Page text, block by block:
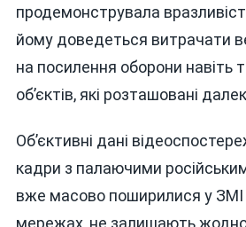
продемонструвала
йому доведеться витрачати
на посилення оборони навіть
об’єктів, які розташовані
Об’єктивні дані
кадри з палаючими
вже масово поширилися у ЗМІ
мережах, не залишають